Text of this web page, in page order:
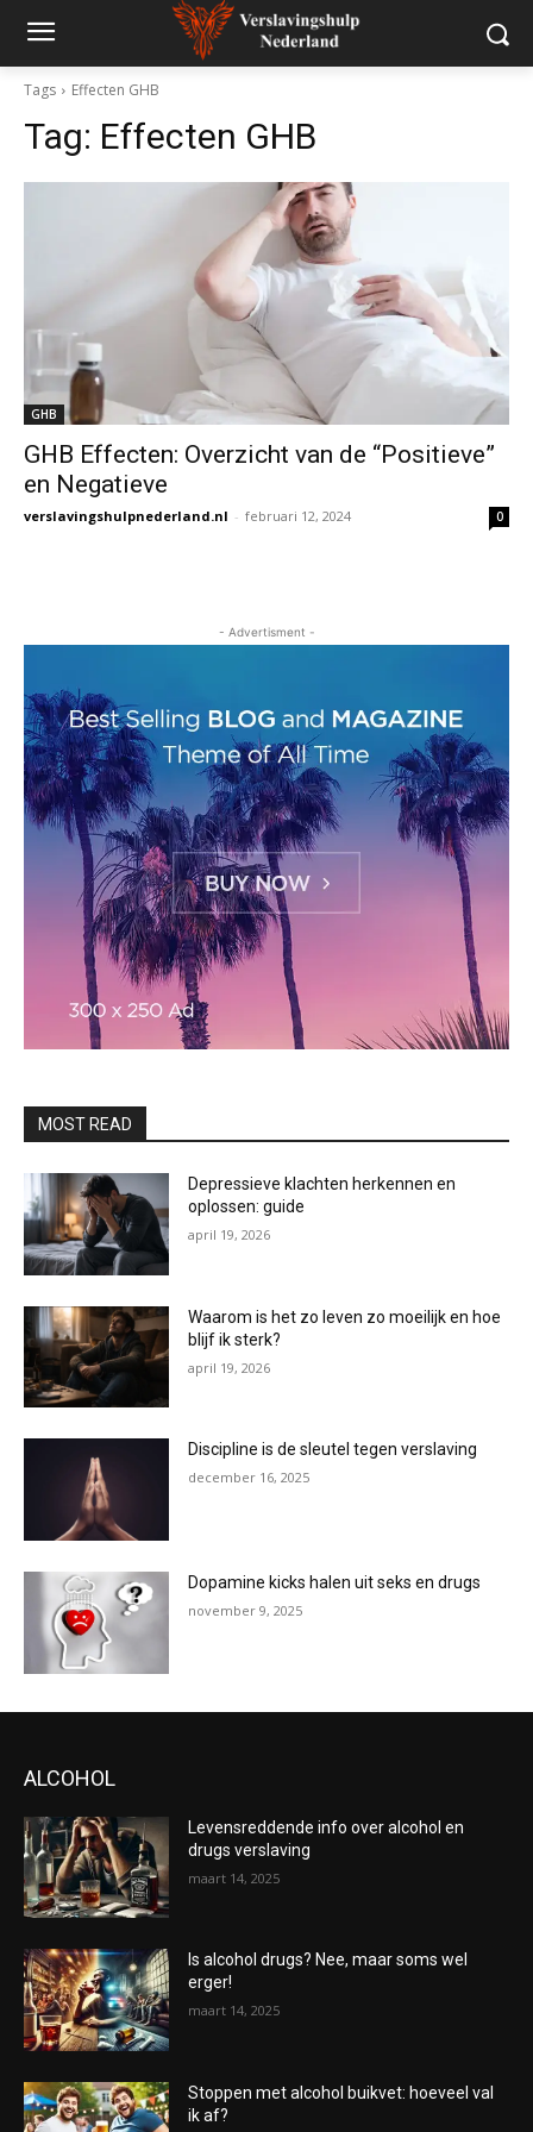
Tags Effecten GHB
Tag: Effecten GHB
GHB
GHB Effecten: Overzicht van de “Positieve”
en Negatieve
verslavingshulpnederland.nl - februari 12, 2024 0
- Advertisment -
MOST READ
Depressieve klachten herkennen en
oplossen: guide
april 19, 2026
Waarom is het zo leven zo moeilijk en hoe
blijf ik sterk?
april 19, 2026
Discipline is de sleutel tegen verslaving
december 16, 2025
Dopamine kicks halen uit seks en drugs
november 9, 2025
ALCOHOL
Levensreddende info over alcohol en
drugs verslaving
maart 14, 2025
Is alcohol drugs? Nee, maar soms wel
erger!
maart 14, 2025
Stoppen met alcohol buikvet: hoeveel val
ik af?